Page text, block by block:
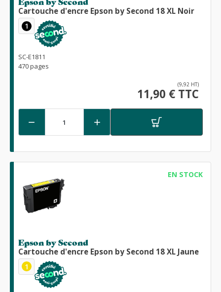
Cartouche d'encre Epson by Second 18 XL Noir
1
SC-E1811
470 pages
(9,92 HT)
11,90 € TTC
 
EN STOCK
Epson by Second
Cartouche d'encre Epson by Second 18 XL Jaune
1